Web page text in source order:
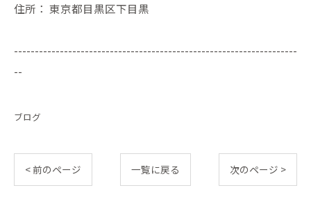
住所： 東京都目黒区下目黒
--------------------------------------------------------------------
--
ブログ
< 前のページ 一覧に戻る 次のページ >